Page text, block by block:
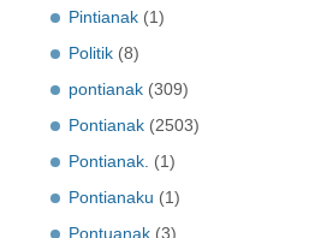
Pintianak (1)
Politik (8)
pontianak (309)
Pontianak (2503)
Pontianak. (1)
Pontianaku (1)
Pontuanak (3)